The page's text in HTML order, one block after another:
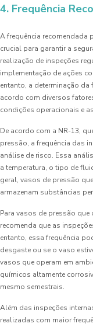
4. Frequência
A frequência recomendada
crucial para garantir a
realização de inspeções
implementação de ações
entanto, a determinação
acordo com diversos
condições operacionais e
De acordo com a NR-13,
pressão, a frequência das
análise de risco. Essa
a temperatura, o tipo de
geral, vasos de pressão
armazenam substâncias
Para vasos de pressão
recomenda que as
entanto, essa frequência
desgaste ou se o vaso
vasos que operam em
químicos altamente
mesmo semestrais.
Além das inspeções
realizadas com maior